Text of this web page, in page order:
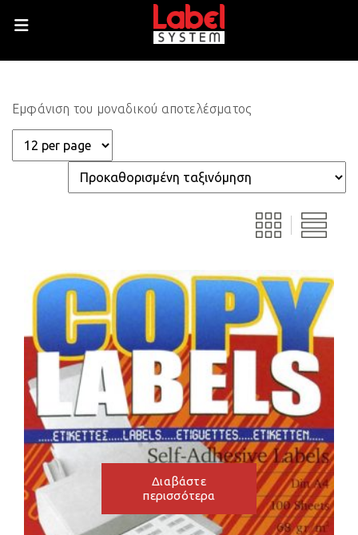
Εμφάνιση του μοναδικού αποτελέσματος
Διαβάστε
περισσότερα